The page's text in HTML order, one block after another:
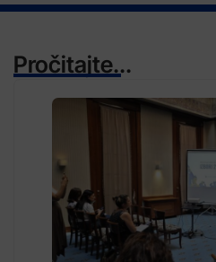
Pročitajte...